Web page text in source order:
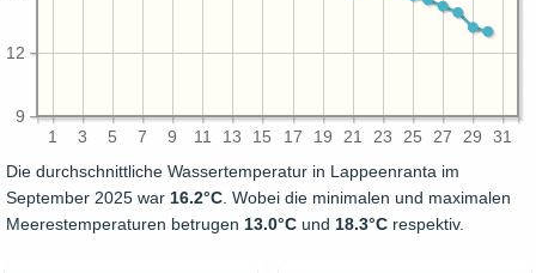
1 3 5 7 9 11 13 15 17 19 21 23 25 27 29 31
9
12
Die durchschnittliche Wassertemperatur in Lappeenranta im
September 2025 war 16.2°C . Wobei die minimalen und maximalen
Meerestemperaturen betrugen 13.0°C und 18.3°C respektiv.